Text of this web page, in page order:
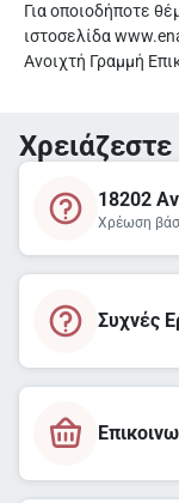
Για οποιοδήποτε
ιστοσελίδα
Ανοιχτή Γραμμή
18202
Χρέωση
Συχνές